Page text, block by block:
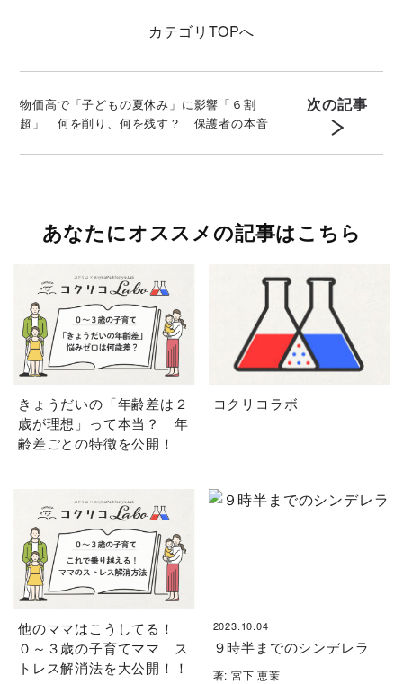
カテゴリ TOPへ
物価高で「子どもの夏休み」に影響「６割
超」 何を削り、何を残す？ 保護者の本音
次の記事
あなたにオススメの記事はこちら
きょうだいの「年齢差は２
歳が理想」って本当？ 年
齢差ごとの特徴を公開！
コクリコラボ
他のママはこうしてる！
０～３歳の子育てママ ス
トレス解消法を大公開！！
2023.10.04
９時半までのシンデレラ
著: 宮下 恵茉